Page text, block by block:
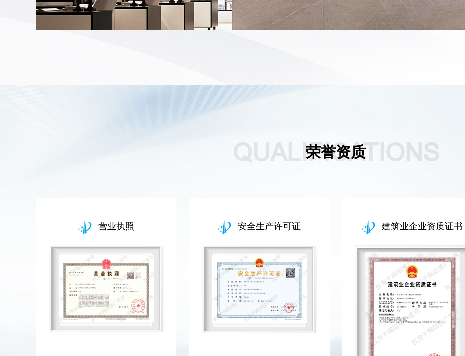
QUALIFICATIONS
荣誉资质
营业执照 安全生产许可证 建筑业企业资质证书